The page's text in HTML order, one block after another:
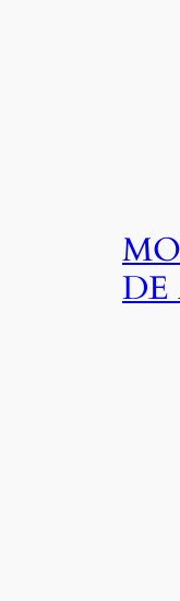
DE